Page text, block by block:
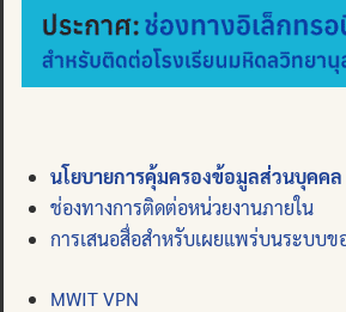
นโยบายการคุ้มครองข้อมูลส่วนบุคคล
ช่องทางการติดต่อหน่วยงานภายใน
การเสนอสื่อสำหรับเผยแพร่บนระบบขอ
MWIT VPN